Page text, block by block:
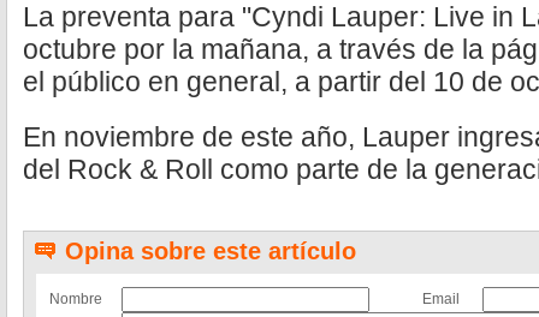
La preventa para "Cyndi Lauper: Live in
octubre por la mañana, a través de la
el público en general, a partir del 10 de
En noviembre de este año, Lauper
del Rock & Roll como parte de la
Opina sobre este artículo
Nombre
Email